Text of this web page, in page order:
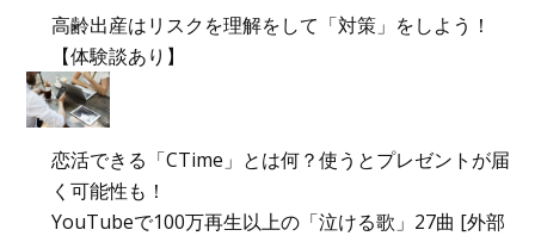
高齢出産はリスクを理解をして「対策」をしよう！
【体験談あり】
恋活できる「CTime」とは何？使うとプレゼントが届
く可能性も！
YouTubeで100万再生以上の「泣ける歌」27曲 [外部